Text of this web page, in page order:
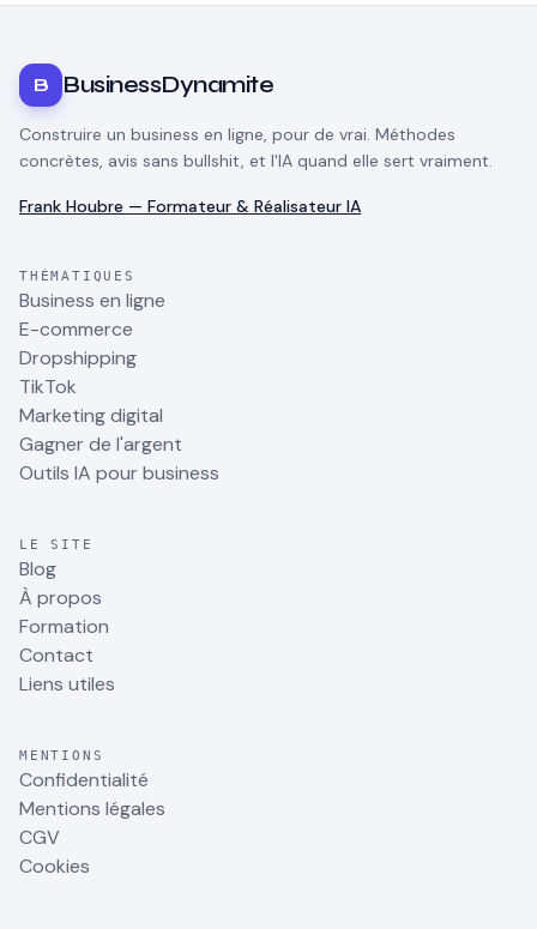
B BusinessDynamite
Construire un business en ligne, pour de vrai. Méthodes
concrètes, avis sans bullshit, et l'IA quand elle sert vraiment.
Frank Houbre — Formateur & Réalisateur IA
THÉMATIQUES
Business en ligne
E-commerce
Dropshipping
TikTok
Marketing digital
Gagner de l'argent
Outils IA pour business
LE SITE
Blog
À propos
Formation
Contact
Liens utiles
MENTIONS
Confidentialité
Mentions légales
CGV
Cookies